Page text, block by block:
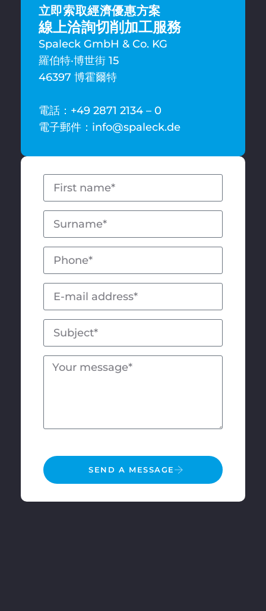
SEND A MESSAGE
立即索取經濟優惠方案
線上洽詢切削加工服務
Spaleck GmbH & Co. KG
羅伯特·博世街 15
46397 博霍爾特
電話：+49 2871 2134 – 0
電子郵件：info@spaleck.de